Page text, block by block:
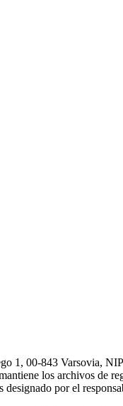
1, 00-843 Varsovia,
los archivos de
por el